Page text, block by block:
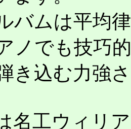
ムは平均
ノでも技巧
き込む力強
工ウィリ